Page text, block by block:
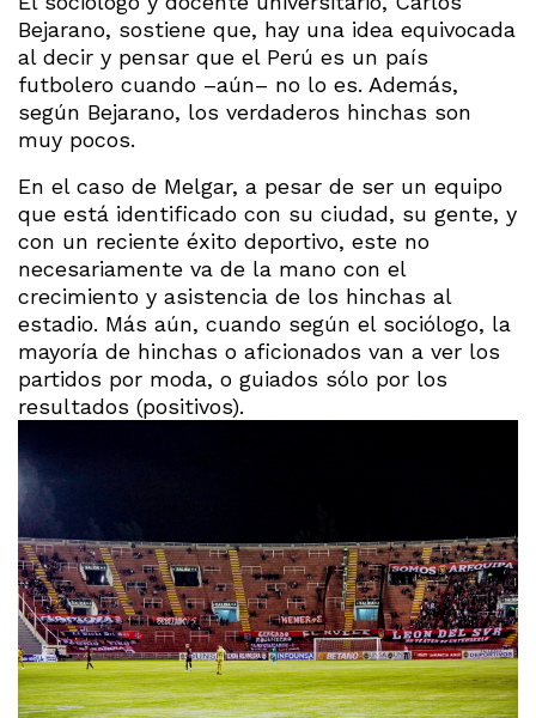
Bejarano, sostiene que, hay una idea equivocada
al decir y pensar que el Perú es un país
futbolero cuando –aún– no lo es. Además,
según Bejarano, los verdaderos hinchas son
muy pocos.
En el caso de Melgar, a pesar de ser un equipo
que está identificado con su ciudad, su gente, y
con un reciente éxito deportivo, este no
necesariamente va de la mano con el
crecimiento y asistencia de los hinchas al
estadio. Más aún, cuando según el sociólogo, la
mayoría de hinchas o aficionados van a ver los
partidos por moda, o guiados sólo por los
resultados (positivos).